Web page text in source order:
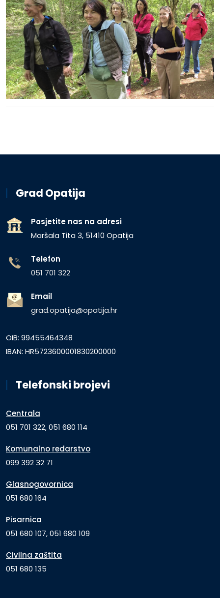
Grad Opatija
Posjetite nas na adresi
Maršala Tita 3, 51410 Opatija
Telefon
051 701 322
Email
grad.opatija@opatija.hr
OIB: 99455464348
IBAN: HR5723600001830200000
Telefonski brojevi
Centrala
051 701 322, 051 680 114
Komunalno redarstvo
099 392 32 71
Glasnogovornica
051 680 164
Pisarnica
051 680 107, 051 680 109
Civilna zaštita
051 680 135